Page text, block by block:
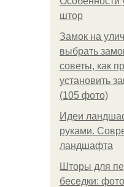
штор
Замок на
выбрать
советы, как
установить
(105 фото)
Идеи
руками.
ландшафта
Шторы для
беседки: